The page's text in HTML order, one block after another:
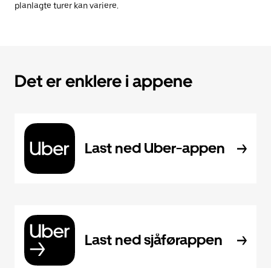
planlagte turer kan variere.
Det er enklere i appene
Last ned Uber-appen
Last ned sjåførappen